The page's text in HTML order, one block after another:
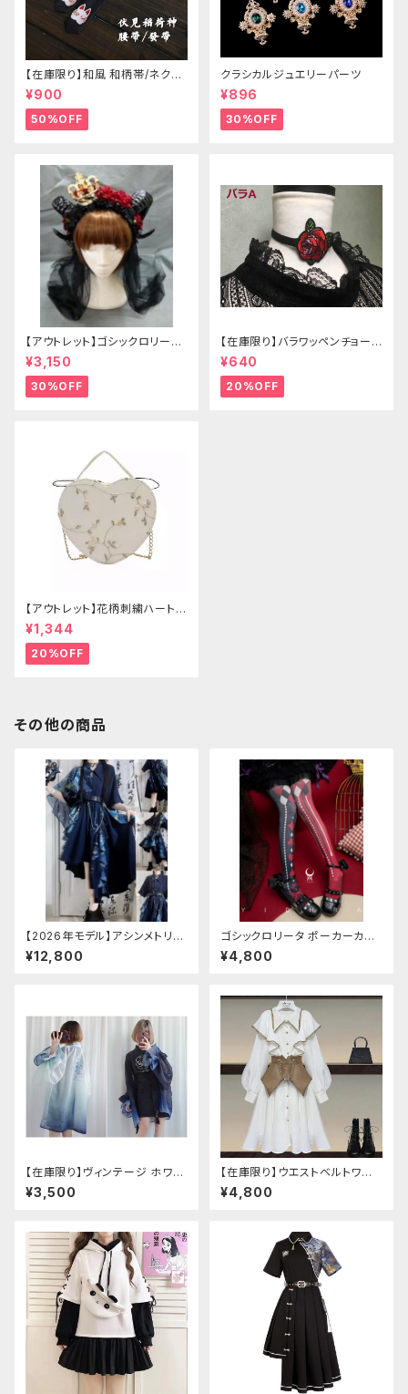
【在庫限り】和風 和柄帯/ネクタ
イ/リボン（狐面/金魚
¥900
50%OFF
クラシカルジュエリーパーツ
¥896
30%OFF
【アウトレット】ゴシックロリータ
ゴールドクラウン＆ホーン(ヴェ
ール付き)
¥3,150
30%OFF
【在庫限り】バラワッペンチョーカ
ー
¥640
20%OFF
【アウトレット】花柄刺繍ハートバ
ッグ
¥1,344
20%OFF
その他の商品
【2026年モデル】アシンメトリー
チャイナ改良ドレス
¥12,800
ゴシックロリータ ポーカーカー
ド柄 プリントタイツ
¥4,800
【在庫限り】ヴィンテージ ホワイ
トタイガー チョンサム ショートス
リーブ
¥3,500
【在庫限り】ウエストベルトワン
ピースセットアップ（Mサイズ
¥4,800